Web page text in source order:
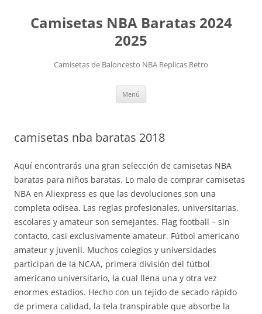
Camisetas NBA Baratas 2024
2025
Camisetas de Baloncesto NBA Replicas Retro
Menú
camisetas nba baratas 2018
Aquí encontrarás una gran selección de camisetas NBA
baratas para niños baratas. Lo malo de comprar camisetas
NBA en Aliexpress es que las devoluciones son una
completa odisea. Las reglas profesionales, universitarias,
escolares y amateur son semejantes. Flag football – sin
contacto, casi exclusivamente amateur. Fútbol americano
amateur y juvenil. Muchos colegios y universidades
participan de la NCAA, primera división del fútbol
americano universitario, la cual llena una y otra vez
enormes estadios. Hecho con un tejido de secado rápido
de primera calidad, la tela transpirable que absorbe la